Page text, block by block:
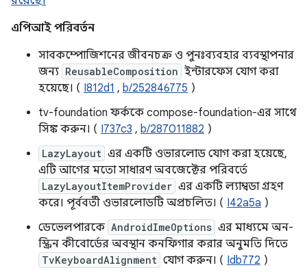
এপিআই পরিবর্তন
সাবকম্পোজিশনের জীবনচক্র ও পুনঃব্যবহার ব্যবস্থাপনার
জন্য ReusableComposition ইন্টারফেস যোগ করা
হয়েছে। ( I812d1 , b/252846775 )
tv-foundation ফর্ককে compose-foundation-এর সাথে
সিঙ্ক করুন। ( I737c3 , b/287011882 )
LazyLayout এর একটি ওভারলোড যোগ করা হয়েছে,
এটি আগের মতো সাধারণ অবজেক্টের পরিবর্তে
LazyLayoutItemProvider এর একটি ল্যাম্বডা গ্রহণ
করে। পূর্ববর্তী ওভারলোডটি অপ্রচলিত। ( I42a5a )
ডেভেলপারকে AndroidImeOptions এর মাধ্যমে অন-
স্ক্রিন কীবোর্ডের অবস্থান কনফিগার করার অনুমতি দিতে
TvKeyboardAlignment যোগ করুন। ( Idb772 )